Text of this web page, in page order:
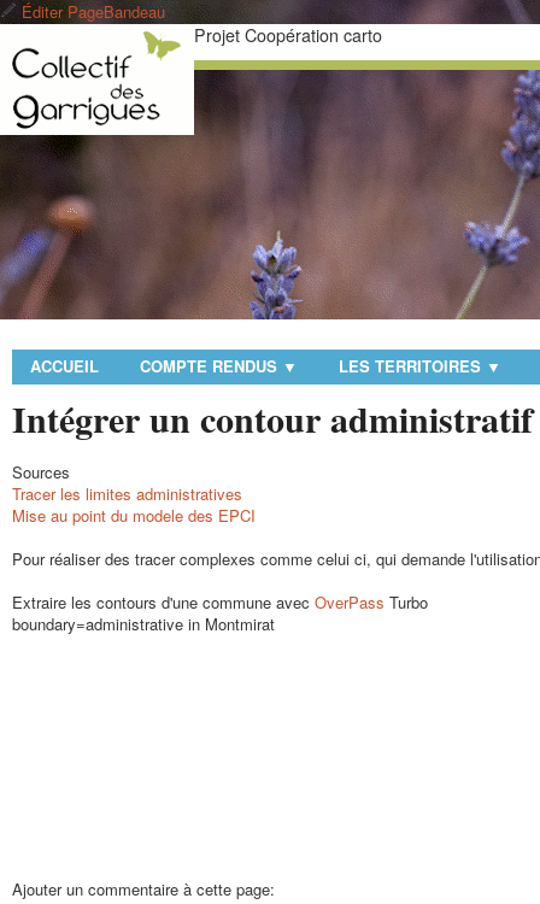
Éditer PageBandeau
Projet Coopération carto
ACCUEIL COMPTE RENDUS ▼ LES TERRITOIRES ▼
Intégrer un contour
Sources
Tracer les limites administratives
Mise au point du modele des EPCI
Pour réaliser des tracer complexes comme celui ci, qui demande
Extraire les contours d'une commune avec OverPass Turbo
boundary=administrative in Montmirat
Ajouter un commentaire à cette page: